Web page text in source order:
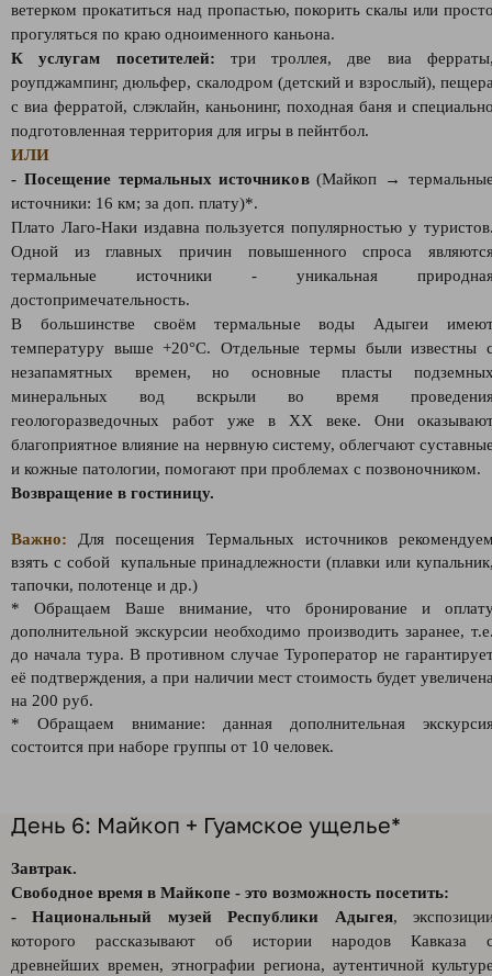
ветерком прокатиться над пропастью, покорить скалы или
прогуляться по краю одноименного каньона.
К услугам посетителей: три троллея, две виа
роупджампинг, дюльфер, скалодром (детский и взрослый),
с виа ферратой, слэклайн, каньонинг, походная баня и
подготовленная территория для игры в пейнтбол.
ИЛИ
- Посещение термальных источников(Майкоп →
источники: 16 км; за доп. плату)*.
Плато Лаго-Наки издавна пользуется популярностью у
Одной из главных причин повышенного спроса
термальные источники - уникальная
достопримечательность.
В большинстве своём термальные воды Адыгеи
температуру выше +20°С. Отдельные термы были известны
незапамятных времен, но основные пласты
минеральных вод вскрыли во время
геологоразведочных работ уже в XX веке. Они
благоприятное влияние на нервную систему, облегчают
и кожные патологии, помогают при проблемах с позвоночником.
Возвращение в гостиницу.
Важно: Для посещения Термальных источников
взять с собой купальные принадлежности (плавки или
тапочки, полотенце и др.)
* Обращаем Ваше внимание, что бронирование и
дополнительной экскурсии необходимо производить заранее,
до начала тура. В противном случае Туроператор не
её подтверждения, а при наличии мест стоимость будет
на 200 руб.
* Обращаем внимание: данная дополнительная
состоится при наборе группы от 10 человек.
День 6: Майкоп + Гуамское ущелье*
Завтрак.
Свободное время в Майкопе - это возможность посетить:
- Национальный музей Республики Адыгея,
которого рассказывают об истории народов Кавказа
древнейших времен, этнографии региона, аутентичной